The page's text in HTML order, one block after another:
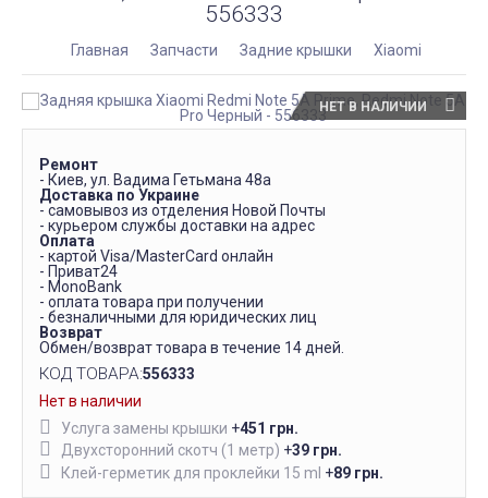
556333
Главная Запчасти Задние крышки Xiaomi
НЕТ В НАЛИЧИИ
Ремонт
- Киев, ул. Вадима Гетьмана 48а
Доставка по Украине
- самовывоз из отделения Новой Почты
- курьером службы доставки на адрес
Оплата
- картой Visa/MasterCard онлайн
- Приват24
- MonoBank
- оплата товара при получении
- безналичными для юридических лиц
Возврат
Обмен/возврат товара в течение 14 дней.
КОД ТОВАРА:556333
Нет в наличии
Услуга замены крышки +451 грн.
Двухсторонний скотч (1 метр) +39 грн.
Клей-герметик для проклейки 15 ml +89 грн.